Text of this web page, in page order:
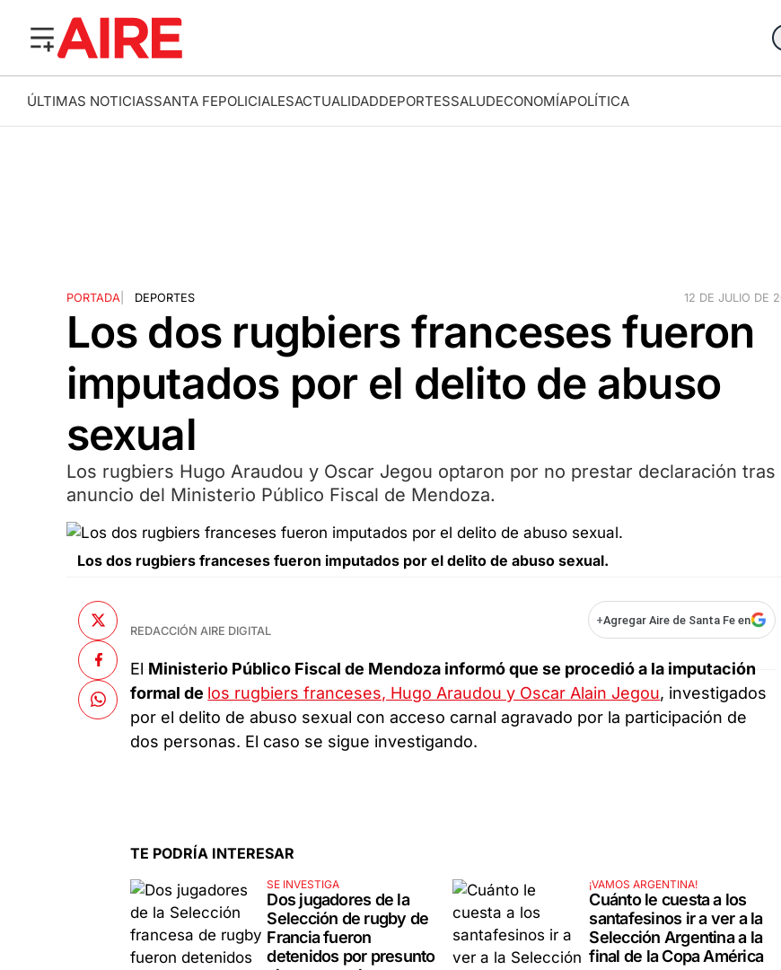
ÚLTIMAS NOTICIASSANTA FEPOLICIALESACTUALIDADDEPORTESSALUDECONOMÍAPOLÍTICA
PORTADA| DEPORTES 12 DE JULIO DE
Los dos rugbiers franceses fueron
imputados por el delito de abuso
sexual
Los rugbiers Hugo Araudou y Oscar Jegou optaron por no prestar declaración tras
anuncio del Ministerio Público Fiscal de Mendoza.
Los dos rugbiers franceses fueron imputados por el delito de abuso sexual.
REDACCIÓN AIRE DIGITAL
+Agregar Aire de Santa Fe en
El Ministerio Público Fiscal de Mendoza informó que se procedió a la imputación
formal de los rugbiers franceses, Hugo Araudou y Oscar Alain Jegou, investigados
por el delito de abuso sexual con acceso carnal agravado por la participación de
dos personas. El caso se sigue investigando.
TE PODRÍA INTERESAR
SE INVESTIGA
Dos jugadores de la
Selección de rugby de
Francia fueron
detenidos por presunto
¡VAMOS ARGENTINA!
Cuánto le cuesta a los
santafesinos ir a ver a la
Selección Argentina a la
final de la Copa América